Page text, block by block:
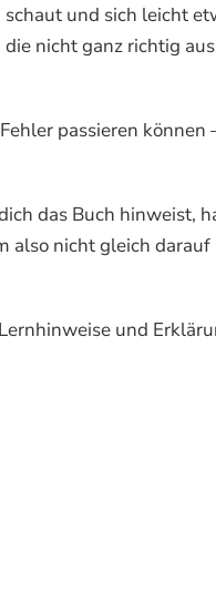
und sich leicht
nicht ganz richtig
passieren können
das Buch hinweist,
also nicht gleich
und